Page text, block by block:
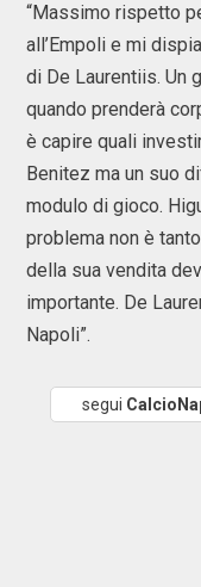
“Massimo rispetto
all’Empoli e mi
di De Laurentiis. Un
quando prenderà
è capire quali
Benitez ma un suo
modulo di gioco.
problema non è
della sua vendita
importante. De
Napoli”.
segui